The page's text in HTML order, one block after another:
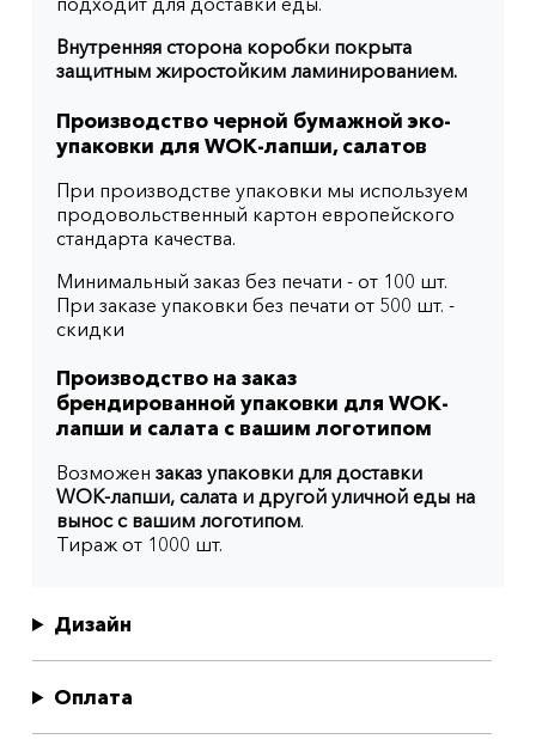
Внутренняя сторона коробки покрыта
защитным жиростойким ламинированием.
Производство черной бумажной эко-
упаковки для WOK-лапши, салатов
При производстве упаковки мы используем
продовольственный картон европейского
стандарта качества.
Минимальный заказ без печати - от 100 шт.
При заказе упаковки без печати от 500 шт. -
скидки
Производство на заказ
брендированной упаковки для WOK-
лапши и салата с вашим логотипом
Возможен заказ упаковки для доставки
WOK-лапши, салата и другой уличной еды на
вынос с вашим логотипом.
Тираж от 1000 шт.
Дизайн
Оплата